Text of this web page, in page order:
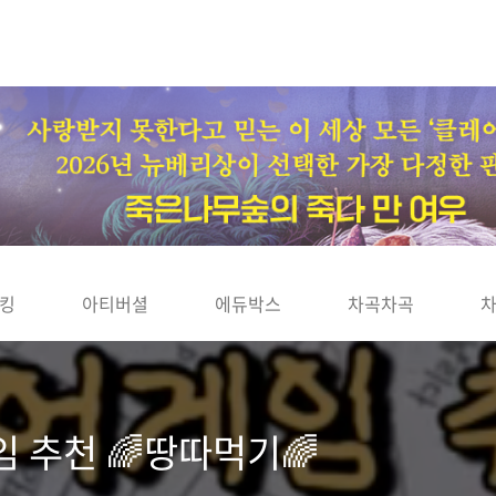
아티버셜 에듀박스 차곡차곡
추천 🌈땅따먹기🌈